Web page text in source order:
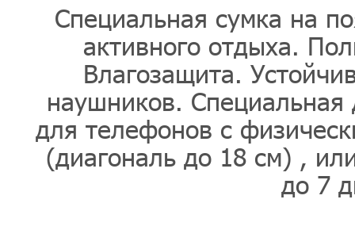
Специальная сумка на
активного отдыха.
Влагозащита.
наушников.
для телефонов с
(диагональ до 18 см) ,
до 7